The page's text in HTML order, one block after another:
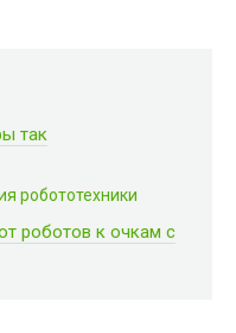
так
робототехники
роботов к очкам с